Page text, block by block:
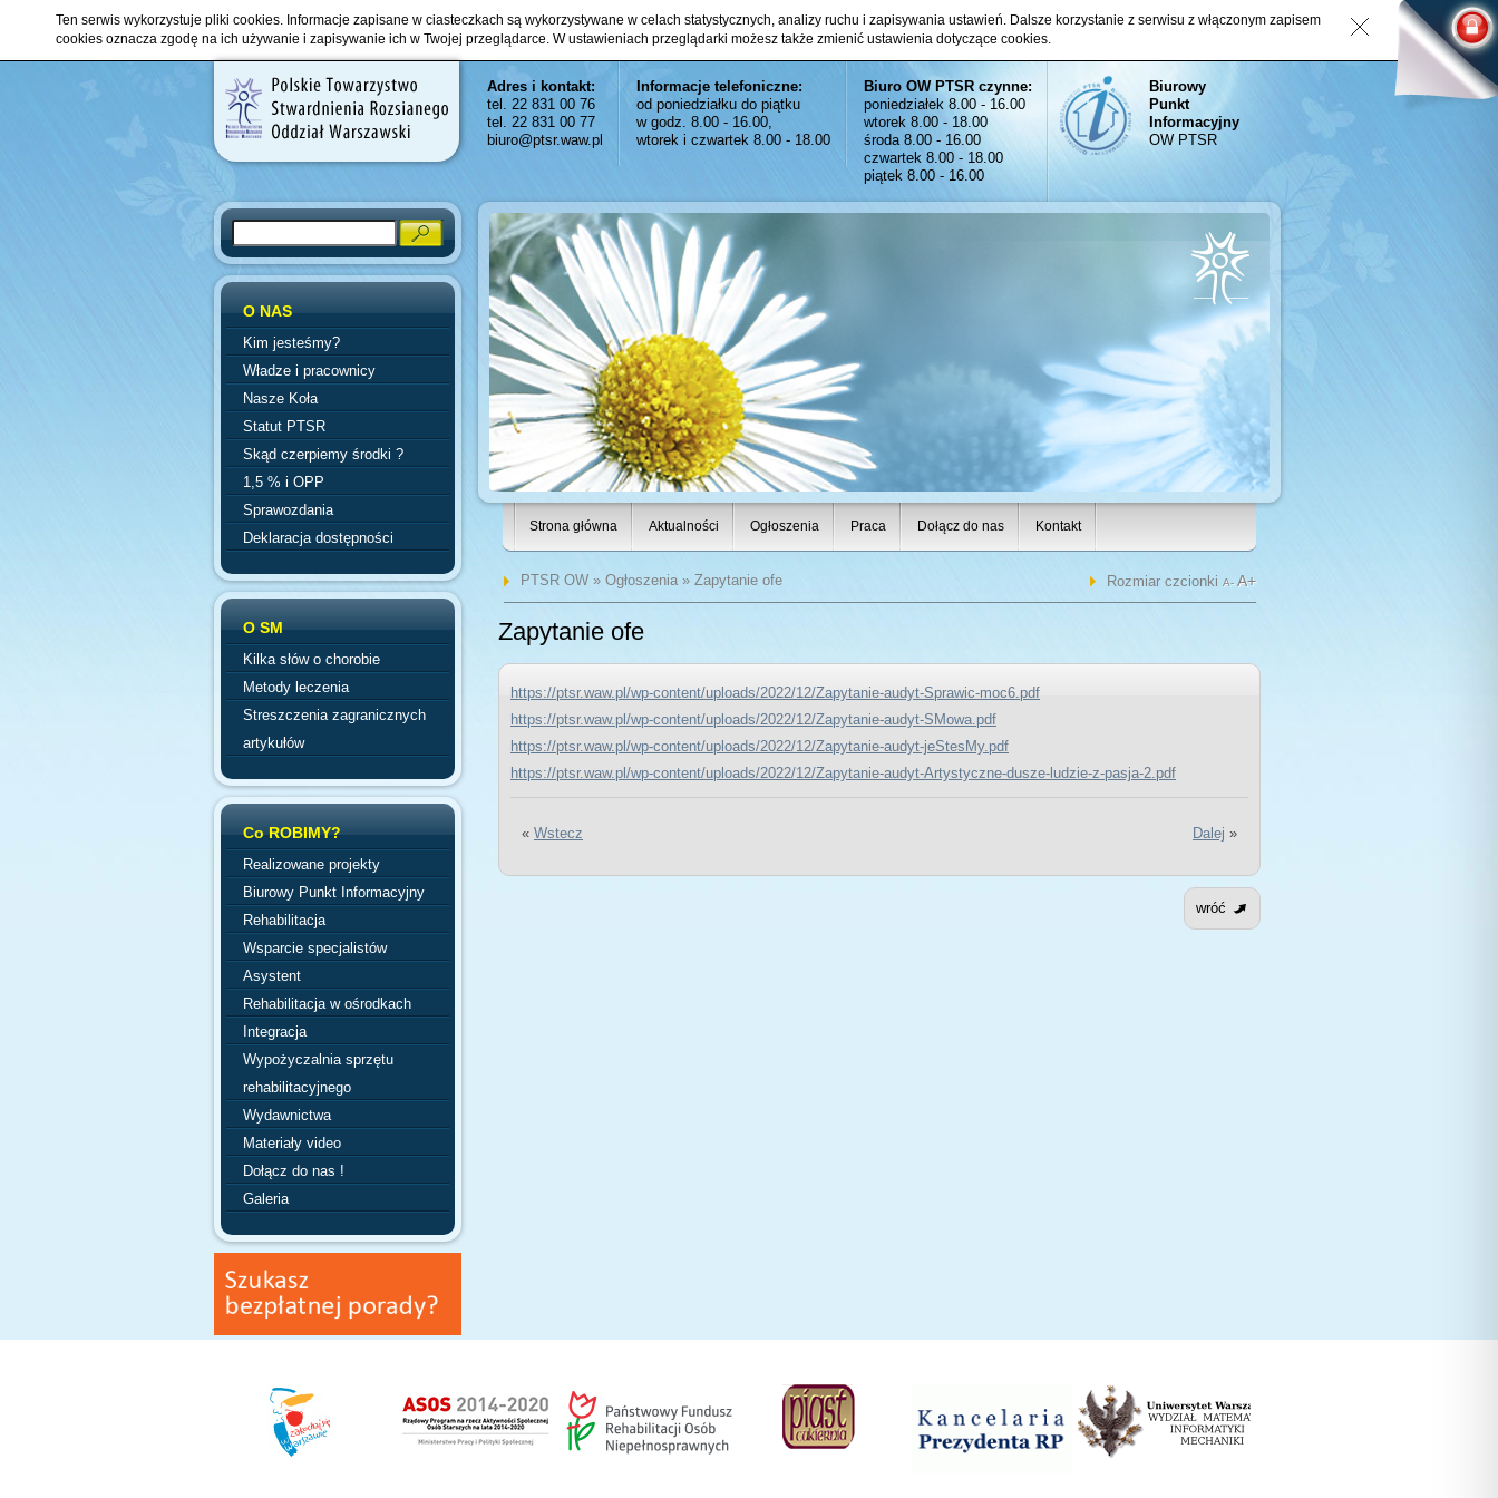
Ten serwis wykorzystuje pliki cookies. Informacje zapisane w ciasteczkach są wykorzystywane w celach statystycznych, analizy ruchu i zapisywania ustawień. Dalsze korzystanie z serwisu z włączonym zapisem
cookies oznacza zgodę na ich używanie i zapisywanie ich w Twojej przeglądarce. W ustawieniach przeglądarki możesz także zmienić ustawienia dotyczące cookies.
Adres i kontakt:
tel. 22 831 00 76
tel. 22 831 00 77
biuro@ptsr.waw.pl
Informacje telefoniczne:
od poniedziałku do piątku
w godz. 8.00 - 16.00,
wtorek i czwartek 8.00 - 18.00
Biuro OW PTSR czynne:
poniedziałek 8.00 - 16.00
wtorek 8.00 - 18.00
środa 8.00 - 16.00
czwartek 8.00 - 18.00
piątek 8.00 - 16.00
Biurowy
Punkt
Informacyjny
OW PTSR
Search
O NAS
Kim jesteśmy?
Władze i pracownicy
Nasze Koła
Statut PTSR
Skąd czerpiemy środki ?
1,5 % i OPP
Sprawozdania
Deklaracja dostępności
O SM
Kilka słów o chorobie
Metody leczenia
Streszczenia zagranicznych
artykułów
Co ROBIMY?
Realizowane projekty
Biurowy Punkt Informacyjny
Rehabilitacja
Wsparcie specjalistów
Asystent
Rehabilitacja w ośrodkach
Integracja
Wypożyczalnia sprzętu
rehabilitacyjnego
Wydawnictwa
Materiały video
Dołącz do nas !
Galeria
Strona główna Aktualności Ogłoszenia Praca Dołącz do nas Kontakt
PTSR OW» Ogłoszenia» Zapytanie ofe Rozmiar czcionki A-A+
Zapytanie ofe
https://ptsr.waw.pl/wp-content/uploads/2022/12/Zapytanie-audyt-Sprawic-moc6.pdf
https://ptsr.waw.pl/wp-content/uploads/2022/12/Zapytanie-audyt-SMowa.pdf
https://ptsr.waw.pl/wp-content/uploads/2022/12/Zapytanie-audyt-jeStesMy.pdf
https://ptsr.waw.pl/wp-content/uploads/2022/12/Zapytanie-audyt-Artystyczne-dusze-ludzie-z-pasja-2.pdf
« Wstecz Dalej »
wróć